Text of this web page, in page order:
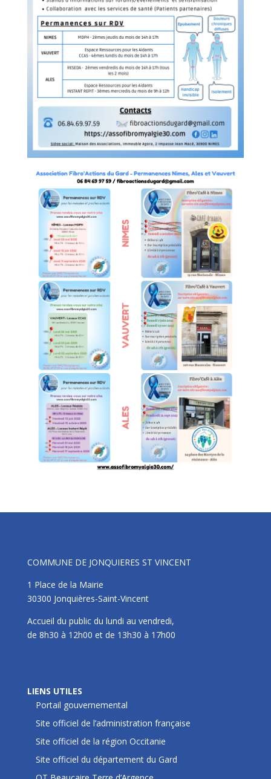
COMMUNE DE JONQUIERES ST VINCENT
1 Place de la Mairie
30300 Jonquières-Saint-Vincent
Accueil du public du lundi au vendredi,
de 8h30 à 12h00 et de 13h30 à 17h00
LIENS UTILES
Portail gouvernemental
Site officiel de l’administration française
Site officiel de la région Occitanie
Site officiel du département du Gard